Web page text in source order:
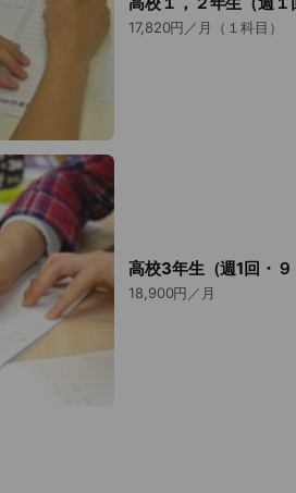
17,820円／月（１科目）
高校3年生（週1回・９
18,900円／月